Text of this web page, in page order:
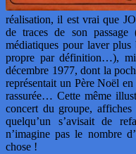
réalisation, il est vrai que
de traces de son
médiatiques pour laver plus
propre par définition…),
décembre 1977, dont la
représentait un Père Noël
rassurée… Cette même
concert du groupe,
quelqu’un s’avisait de
n’imagine pas le nombre
chose !